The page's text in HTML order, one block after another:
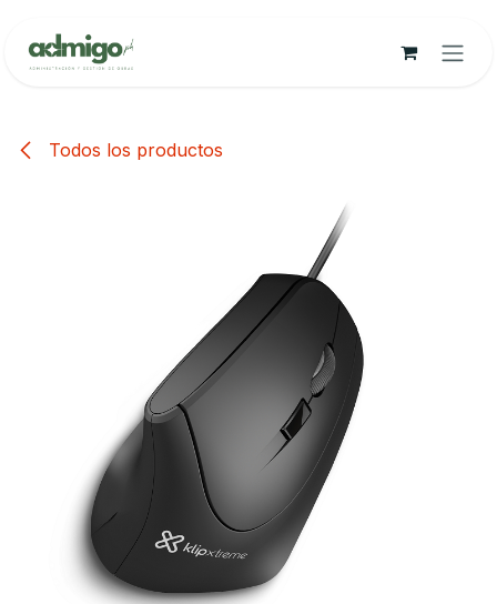
Todos los productos